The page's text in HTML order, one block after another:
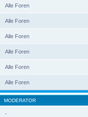
Alle Foren
Alle Foren
Alle Foren
Alle Foren
Alle Foren
Alle Foren
MODERATOR
-